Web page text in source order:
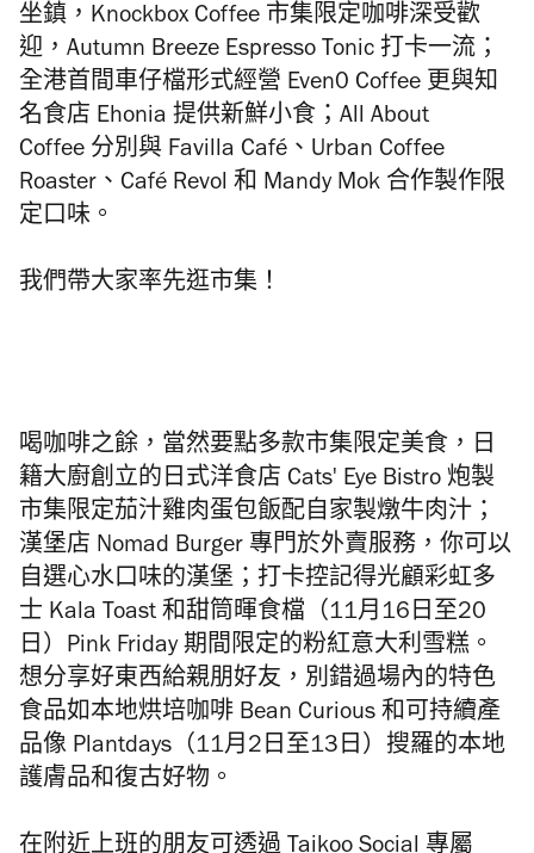
坐鎮， Knockbox Coffee 市集限定咖啡深受歡
迎，Autumn Breeze Espresso Tonic 打卡一流；
全港首間車仔檔形式經營 Even0 Coffee 更與知
名食店 Ehonia 提供新鮮小食；All About
Coffee 分別與 Favilla Café、Urban Coffee
Roaster、Café Revol 和 Mandy Mok 合作製作限
定口味。
我們帶大家率先逛市集！
喝咖啡之餘，當然要點多款市集限定美食，日
籍大廚創立的日式洋食店 Cats' Eye Bistro 炮製
市集限定茄汁雞肉蛋包飯配自家製燉牛肉汁；
漢堡店 Nomad Burger 專門於外賣服務，你可以
自選心水口味的漢堡；打卡控記得光顧彩虹多
士 Kala Toast 和甜筒暉食檔（11月16日至20
日）Pink Friday 期間限定的粉紅意大利雪糕。
想分享好東西給親朋好友，別錯過場內的特色
食品如本地烘培咖啡 Bean Curious 和可持續產
品像 Plantdays（11月2日至13日）搜羅的本地
護膚品和復古好物。
在附近上班的朋友可透過 Taikoo Social 專屬